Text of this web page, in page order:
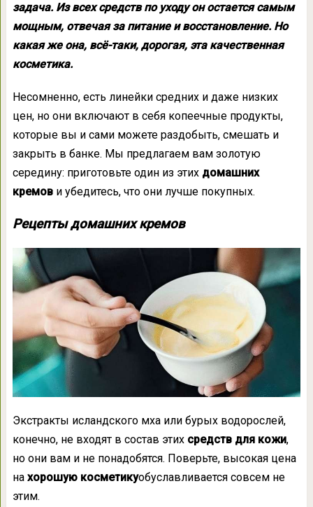
задача. Из всех средств по уходу он остается самым
мощным, отвечая за питание и восстановление. Но
какая же она, всё-таки, дорогая, эта качественная
косметика.
Несомненно, есть линейки средних и даже низких
цен, но они включают в себя копеечные продукты,
которые вы и сами можете раздобыть, смешать и
закрыть в банке. Мы предлагаем вам золотую
середину: приготовьте один из этих домашних
кремови убедитесь, что они лучше покупных.
Рецепты домашних кремов
Экстракты исландского мха или бурых водорослей,
конечно, не входят в состав этих средств для кожи,
но они вам и не понадобятся. Поверьте, высокая цена
на хорошую косметикуобуславливается совсем не
этим.